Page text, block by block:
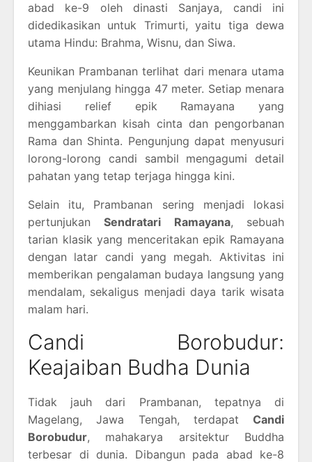
abad ke-9 oleh dinasti Sanjaya, candi ini
didedikasikan untuk Trimurti, yaitu tiga dewa
utama Hindu: Brahma, Wisnu, dan Siwa.
Keunikan Prambanan terlihat dari menara utama
yang menjulang hingga 47 meter. Setiap menara
dihiasi relief epik Ramayana yang
menggambarkan kisah cinta dan pengorbanan
Rama dan Shinta. Pengunjung dapat menyusuri
lorong-lorong candi sambil mengagumi detail
pahatan yang tetap terjaga hingga kini.
Selain itu, Prambanan sering menjadi lokasi
pertunjukanSendratari Ramayana, sebuah
tarian klasik yang menceritakan epik Ramayana
dengan latar candi yang megah. Aktivitas ini
memberikan pengalaman budaya langsung yang
mendalam, sekaligus menjadi daya tarik wisata
malam hari.
Candi Borobudur:
Keajaiban Budha Dunia
Tidak jauh dari Prambanan, tepatnya di
Magelang, Jawa Tengah, terdapat Candi
Borobudur, mahakarya arsitektur Buddha
terbesar di dunia. Dibangun pada abad ke-8